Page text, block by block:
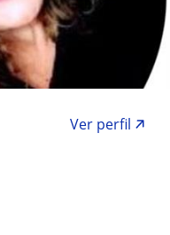
Ver perfil